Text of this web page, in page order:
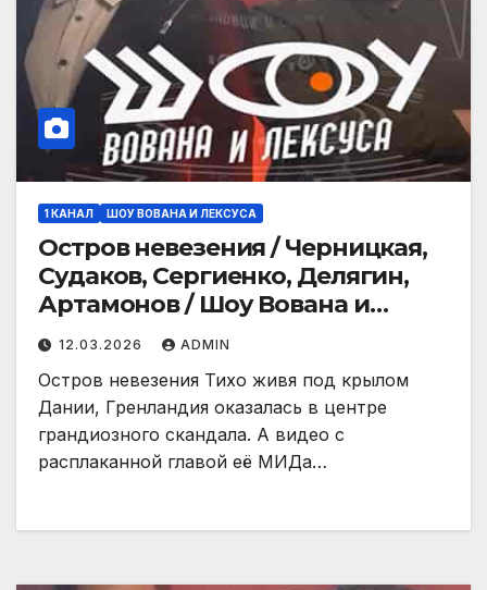
1 КАНАЛ ШОУ ВОВАНА И ЛЕКСУСА
Остров невезения / Черницкая,
Судаков, Сергиенко, Делягин,
Артамонов / Шоу Вована и
Лексуса /
12.03.2026 ADMIN
Остров невезения Тихо живя под крылом
Дании, Гренландия оказалась в центре
грандиозного скандала. А видео с
расплаканной главой её МИДа…